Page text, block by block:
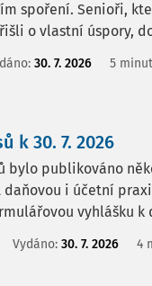
spoření. Senioři,
o vlastní úspory,
30. 7. 2026 5
k 30. 7. 2026
bylo publikováno
i účetní
vyhlášku
Vydáno: 30. 7. 2026 4